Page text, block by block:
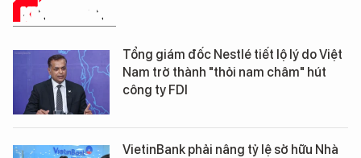
KINH DOANH
Tổng giám đốc Nestlé tiết lộ lý do Việt
Nam trở thành "thỏi nam châm" hút
công ty FDI
VietinBank phải nâng tỷ lệ sở hữu Nhà